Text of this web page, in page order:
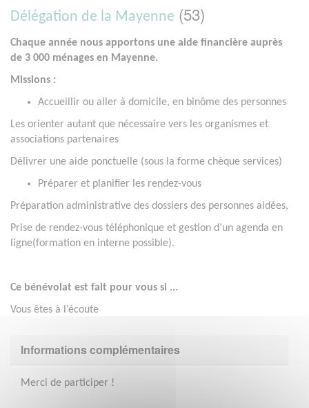
Délégation de la Mayenne (53)
Chaque année nous apportons une aide financière auprès
de 3 000 ménages en Mayenne.
Missions :
Accueillir ou aller à domicile, en binôme des personnes
Les orienter autant que nécessaire vers les organismes et
associations partenaires
Délivrer une aide ponctuelle (sous la forme chèque services)
Préparer et planifier les rendez-vous
Préparation administrative des dossiers des personnes aidées,
Prise de rendez-vous téléphonique et gestion d’un agenda en
ligne(formation en interne possible).
Ce bénévolat est fait pour vous si ...
Vous êtes à l’écoute
Informations complémentaires
Merci de participer !